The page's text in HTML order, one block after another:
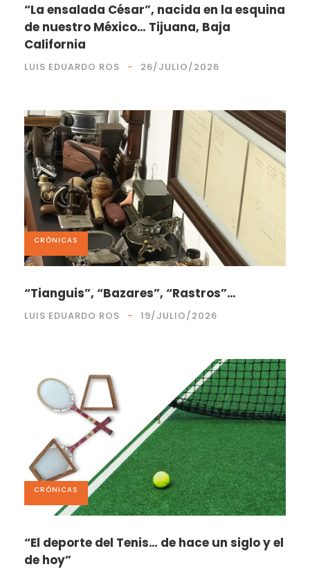
“La ensalada César”, nacida en la esquina
de nuestro México… Tijuana, Baja
California
LUIS EDUARDO ROS 26/JULIO/2026
CRÓNICAS
“Tianguis”, “Bazares”, “Rastros”…
LUIS EDUARDO ROS 19/JULIO/2026
CRÓNICAS
“El deporte del Tenis… de hace un siglo y el
de hoy”